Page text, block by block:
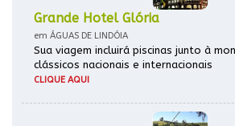
Grande Hotel Glória
em ÁGUAS DE LINDÓIA
Sua viagem incluirá piscinas junto à
clássicos nacionais e internacionais
CLIQUE AQUI